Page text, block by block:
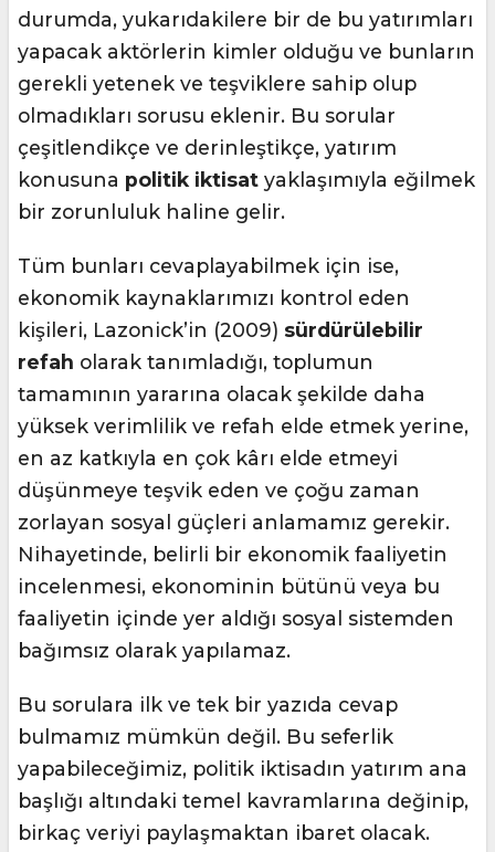
durumda, yukarıdakilere bir de bu yatırımları
yapacak aktörlerin kimler olduğu ve bunların
gerekli yetenek ve teşviklere sahip olup
olmadıkları sorusu eklenir. Bu sorular
çeşitlendikçe ve derinleştikçe, yatırım
konusuna politik iktisat yaklaşımıyla eğilmek
bir zorunluluk haline gelir.
Tüm bunları cevaplayabilmek için ise,
ekonomik kaynaklarımızı kontrol eden
kişileri, Lazonick’in (2009) sürdürülebilir
refah olarak tanımladığı, toplumun
tamamının yararına olacak şekilde daha
yüksek verimlilik ve refah elde etmek yerine,
en az katkıyla en çok kârı elde etmeyi
düşünmeye teşvik eden ve çoğu zaman
zorlayan sosyal güçleri anlamamız gerekir.
Nihayetinde, belirli bir ekonomik faaliyetin
incelenmesi, ekonominin bütünü veya bu
faaliyetin içinde yer aldığı sosyal sistemden
bağımsız olarak yapılamaz.
Bu sorulara ilk ve tek bir yazıda cevap
bulmamız mümkün değil. Bu seferlik
yapabileceğimiz, politik iktisadın yatırım ana
başlığı altındaki temel kavramlarına değinip,
birkaç veriyi paylaşmaktan ibaret olacak.